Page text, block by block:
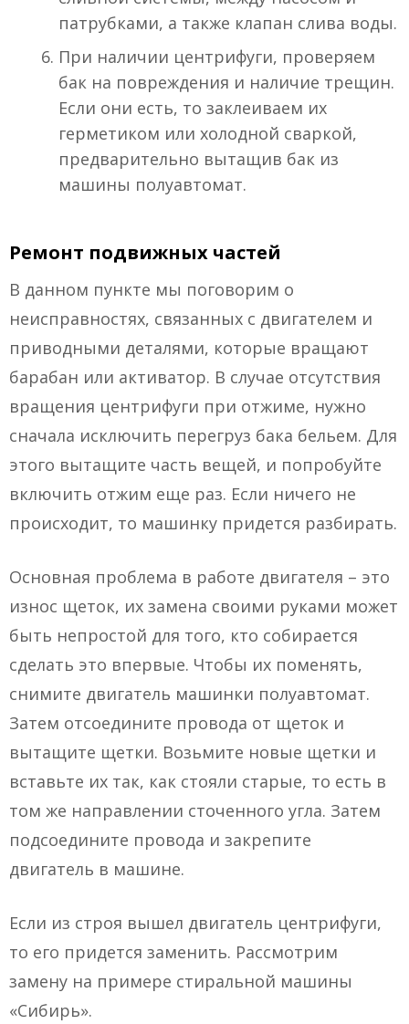
патрубками, а также клапан слива воды.
При наличии центрифуги, проверяем
бак на повреждения и наличие трещин.
Если они есть, то заклеиваем их
герметиком или холодной сваркой,
предварительно вытащив бак из
машины полуавтомат.
Ремонт подвижных частей
В данном пункте мы поговорим о
неисправностях, связанных с двигателем и
приводными деталями, которые вращают
барабан или активатор. В случае отсутствия
вращения центрифуги при отжиме, нужно
сначала исключить перегруз бака бельем. Для
этого вытащите часть вещей, и попробуйте
включить отжим еще раз. Если ничего не
происходит, то машинку придется разбирать.
Основная проблема в работе двигателя – это
износ щеток, их замена своими руками может
быть непростой для того, кто собирается
сделать это впервые. Чтобы их поменять,
снимите двигатель машинки полуавтомат.
Затем отсоедините провода от щеток и
вытащите щетки. Возьмите новые щетки и
вставьте их так, как стояли старые, то есть в
том же направлении сточенного угла. Затем
подсоедините провода и закрепите
двигатель в машине.
Если из строя вышел двигатель центрифуги,
то его придется заменить. Рассмотрим
замену на примере стиральной машины
«Сибирь».